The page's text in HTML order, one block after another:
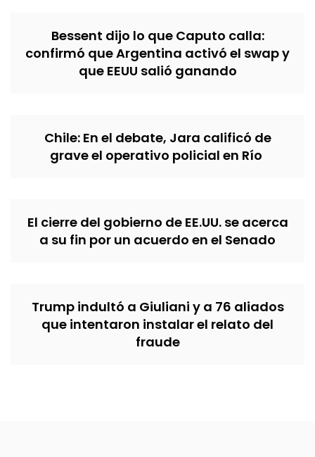
Bessent dijo lo que Caputo calla:
confirmó que Argentina activó el swap y
que EEUU salió ganando
Chile: En el debate, Jara calificó de
grave el operativo policial en Río
El cierre del gobierno de EE.UU. se acerca
a su fin por un acuerdo en el Senado
Trump indultó a Giuliani y a 76 aliados
que intentaron instalar el relato del
fraude